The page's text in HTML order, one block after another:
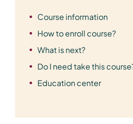
Course information
How to enroll course?
What is next?
Do I need take this
Education center